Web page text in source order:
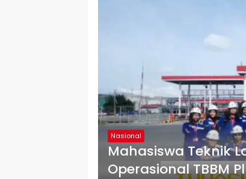
Nasional
Mahasiswa Teknik
Operasional TBBM